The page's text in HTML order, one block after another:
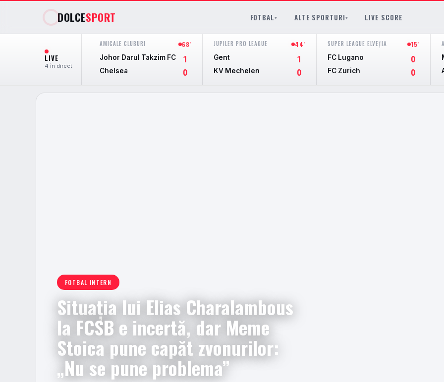
DOLCESPORT FOTBAL▾ ALTE SPORTURI▾ LIVE SCORE
LIVE
4 în direct
AMICALE CLUBURI 68'
Johor Darul Takzim FC 1
Chelsea 0
JUPILER PRO LEAGUE 44'
Gent 1
KV Mechelen 0
SUPER LEAGUE ELVEȚIA 15'
FC Lugano 0
FC Zurich 0
FOTBAL INTERN
Situația lui Elias Charalambous
la FCSB e incertă, dar Meme
Stoica pune capăt zvonurilor:
„Nu se pune problema”